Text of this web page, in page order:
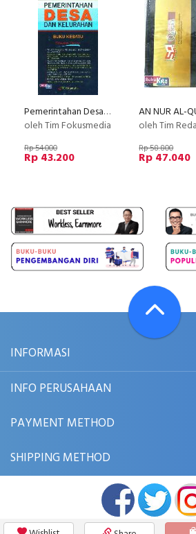
Pemerintahan Desa dan Kelurahan Buku Kesatu (2013)
oleh Tim Fokusmedia
Rp 54.000
Rp 43.200
AN NUR AL-
oleh Tim
Rp 58.800
Rp 47.040
INFORMASI
INFO PERUSAHAAN
PAYMENT METHOD
SHIPPING METHOD